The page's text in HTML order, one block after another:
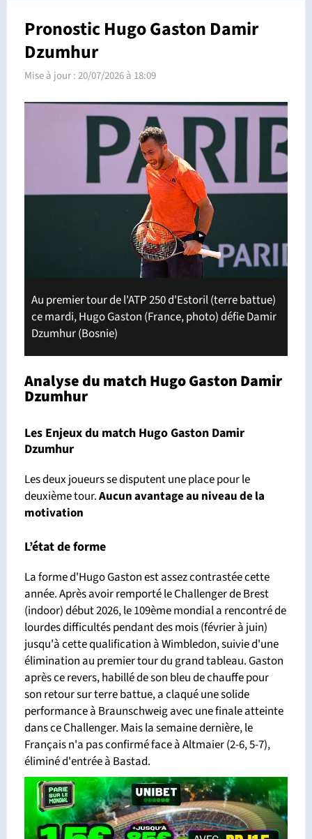
Pronostic Hugo Gaston Damir
Dzumhur
Mise à jour :20/07/2026 à 18:09
Au premier tour de l'ATP 250 d'Estoril (terre battue)
ce mardi, Hugo Gaston (France, photo) défie Damir
Dzumhur (Bosnie)
Analyse du match Hugo Gaston Damir
Dzumhur
Les Enjeux du match Hugo Gaston Damir
Dzumhur
Les deux joueurs se disputent une place pour le
deuxième tour.Aucun avantage au niveau de la
motivation
L’état de forme
La forme d'Hugo Gaston est assez contrastée cette
année. Après avoir remporté le Challenger de Brest
(indoor) début 2026, le 109ème mondial a rencontré de
lourdes difficultés pendant des mois (février à juin)
jusqu'à cette qualification à Wimbledon, suivie d'une
élimination au premier tour du grand tableau. Gaston
après ce revers, habillé de son bleu de chauffe pour
son retour sur terre battue, a claqué une solide
performance à Braunschweig avec une finale atteinte
dans ce Challenger. Mais la semaine dernière, le
Français n'a pas confirmé face à Altmaier (2-6, 5-7),
éliminé d'entrée à Bastad.